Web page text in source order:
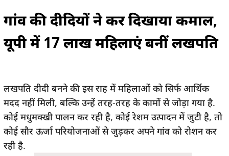
गांव की दीदियों ने कर दिखाया कमाल,
यूपी में 17 लाख महिलाएं बनीं लखपति
लखपति दीदी बनने की इस राह में महिलाओं को सिर्फ आर्थिक
मदद नहीं मिली, बल्कि उन्हें तरह-तरह के कामों से जोड़ा गया है.
कोई मधुमक्खी पालन कर रही है, कोई रेशम उत्पादन में जुटी है, तो
कोई सौर ऊर्जा परियोजनाओं से जुड़कर अपने गांव को रोशन कर
रही है.